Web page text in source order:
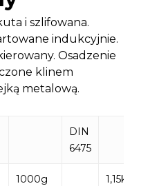
i szlifowana.
indukcyjnie.
Osadzenie
klinem
metalową.
DIN
6475
1000g 1,15kg